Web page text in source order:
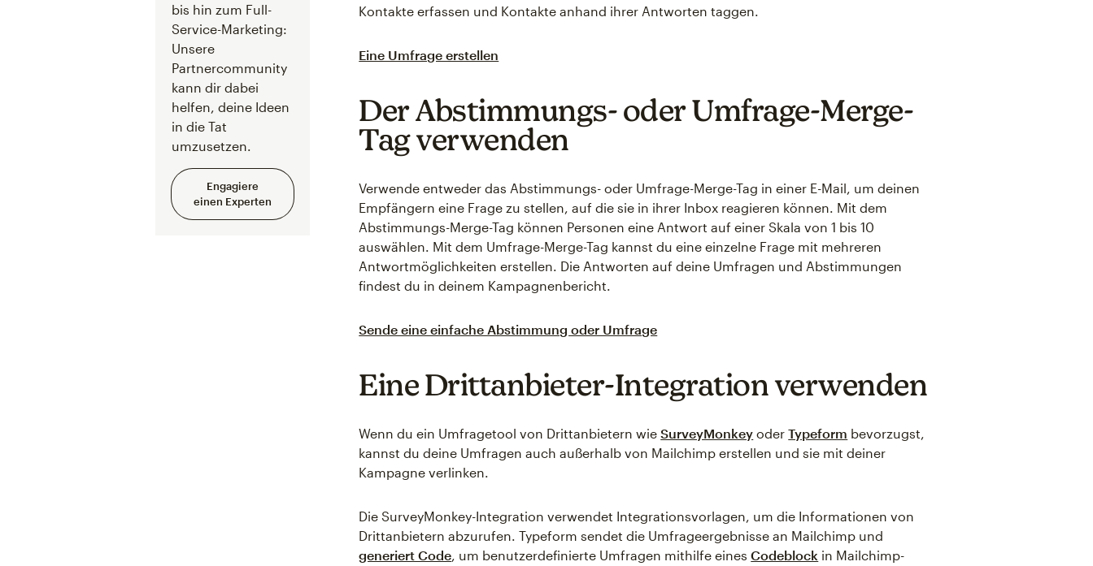
bis hin zum Full-
Service-Marketing:
Unsere
Partnercommunity
kann dir dabei
helfen, deine Ideen
in die Tat
umzusetzen.
Engagiere
einen Experten
Kontakte erfassen und Kontakte anhand ihrer Antworten taggen.
Eine Umfrage erstellen
Der Abstimmungs- oder Umfrage-Merge-
Tag verwenden
Verwende entweder das Abstimmungs- oder Umfrage-Merge-Tag in einer E-Mail, um deinen
Empfängern eine Frage zu stellen, auf die sie in ihrer Inbox reagieren können. Mit dem
Abstimmungs-Merge-Tag können Personen eine Antwort auf einer Skala von 1 bis 10
auswählen. Mit dem Umfrage-Merge-Tag kannst du eine einzelne Frage mit mehreren
Antwortmöglichkeiten erstellen. Die Antworten auf deine Umfragen und Abstimmungen
findest du in deinem Kampagnenbericht.
Sende eine einfache Abstimmung oder Umfrage
Eine Drittanbieter-Integration verwenden
Wenn du ein Umfragetool von Drittanbietern wieSurveyMonkey oderTypeform bevorzugst,
kannst du deine Umfragen auch außerhalb von Mailchimp erstellen und sie mit deiner
Kampagne verlinken.
Die SurveyMonkey-Integration verwendet Integrationsvorlagen, um die Informationen von
Drittanbietern abzurufen. Typeform sendet die Umfrageergebnisse an Mailchimp und
generiert Code, um benutzerdefinierte Umfragen mithilfe einesCodeblock in Mailchimp-